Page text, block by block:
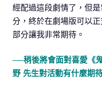
經配過這段劇情了，但
分，終於在劇場版可以
部分讓我非常期待。
──稍後將會面對喜愛《
野 先生對活動有什麼期